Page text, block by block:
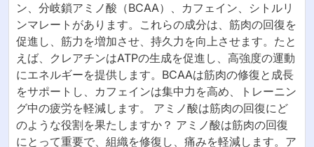
ン、分岐鎖アミノ酸（BCAA）、カフェイン、シトルリ
ンマレートがあります。これらの成分は、筋肉の回復を
促進し、筋力を増加させ、持久力を向上させます。たと
えば、クレアチンはATPの生成を促進し、高強度の運動
にエネルギーを提供します。BCAAは筋肉の修復と成長
をサポートし、カフェインは集中力を高め、トレーニン
グ中の疲労を軽減します。 アミノ酸は筋肉の回復にど
のような役割を果たしますか？ アミノ酸は筋肉の回復
にとって重要で、組織を修復し、痛みを軽減します。ア